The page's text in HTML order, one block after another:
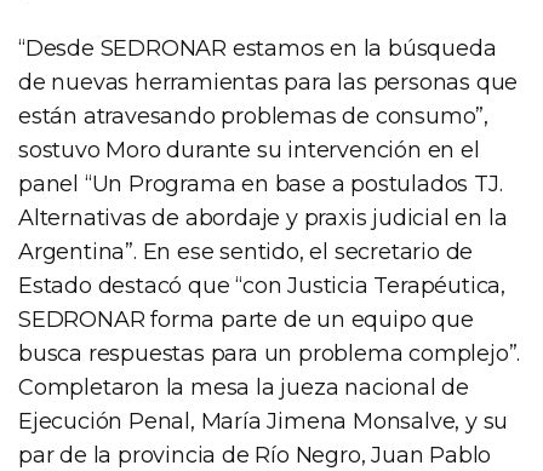
“Desde SEDRONAR estamos en la búsqueda
de nuevas herramientas para las personas que
están atravesando problemas de consumo”,
sostuvo Moro durante su intervención en el
panel “Un Programa en base a postulados TJ.
Alternativas de abordaje y praxis judicial en la
Argentina”. En ese sentido, el secretario de
Estado destacó que “con Justicia Terapéutica,
SEDRONAR forma parte de un equipo que
busca respuestas para un problema complejo”.
Completaron la mesa la jueza nacional de
Ejecución Penal, María Jimena Monsalve, y su
par de la provincia de Río Negro, Juan Pablo